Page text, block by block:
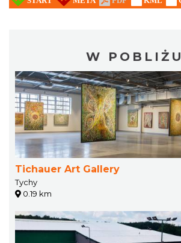
W POBLIŻU
Tichauer Art Gallery
Tychy
0.19 km